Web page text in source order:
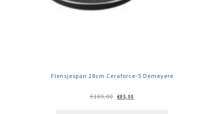
Flensjespan 28cm Ceraforce-5 Demeyere
€109,00
Oorspronkelijke
prijs
€85,00
prijs